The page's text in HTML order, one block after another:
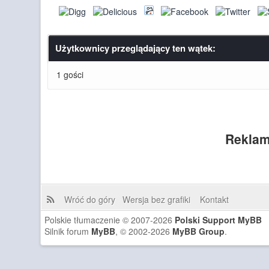
Użytkownicy przeglądający ten wątek:
1 gości
Wróć do góry Wersja bez grafiki
Kontakt
Polskie tłumaczenie © 2007-2026 Polski Support MyBB
Silnik forum MyBB, © 2002-2026 MyBB Group.